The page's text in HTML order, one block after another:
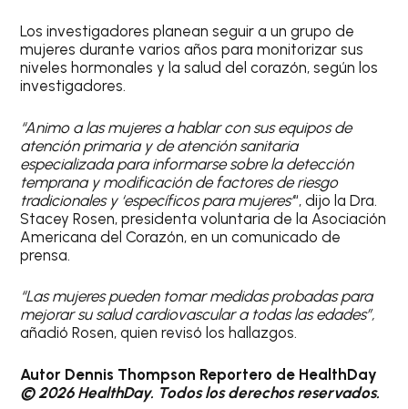
Los investigadores planean seguir a un grupo de
mujeres durante varios años para monitorizar sus
niveles hormonales y la salud del corazón, según los
investigadores.
“Animo a las mujeres a hablar con sus equipos de
atención primaria y de atención sanitaria
especializada para informarse sobre la detección
temprana y modificación de factores de riesgo
tradicionales y ‘específicos para mujeres’“, dijo la Dra.
Stacey Rosen, presidenta voluntaria de la Asociación
Americana del Corazón, en un comunicado de
prensa.
“Las mujeres pueden tomar medidas probadas para
mejorar su salud cardiovascular a todas las edades”,
añadió Rosen, quien revisó los hallazgos.
Autor Dennis Thompson Reportero de HealthDay
© 2026 HealthDay. Todos los derechos reservados.